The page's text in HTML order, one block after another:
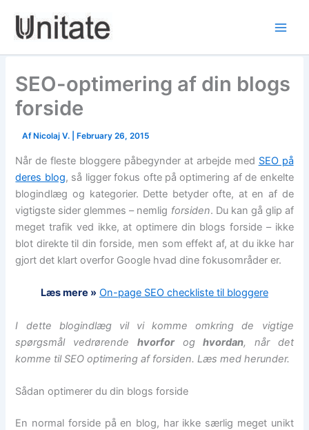
content
SEO-optimering af din blogs
forside
Af Nicolaj V. February 26, 2015
Når de fleste bloggere påbegynder at arbejde med SEO på
deres blog, så ligger fokus ofte på optimering af de enkelte
blogindlæg og kategorier. Dette betyder ofte, at en af de
vigtigste sider glemmes – nemlig forsiden. Du kan gå glip af
meget trafik ved ikke, at optimere din blogs forside – ikke
blot direkte til din forside, men som effekt af, at du ikke har
gjort det klart overfor Google hvad dine fokusområder er.
Læs mere » On-page SEO checkliste til bloggere
I dette blogindlæg vil vi komme omkring de vigtige
spørgsmål vedrørende hvorforoghvordan, når det
komme til SEO optimering af forsiden. Læs med herunder.
Sådan optimerer du din blogs forside
En normal forside på en blog, har ikke særlig meget unikt